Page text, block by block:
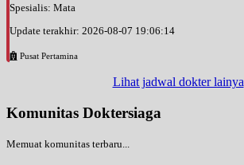
Spesialis: Mata
Update terakhir: 2026-08-07 19:06:14
Pusat Pertamina
Lihat jadwal dokter lainya
Komunitas Doktersiaga
Memuat komunitas terbaru...